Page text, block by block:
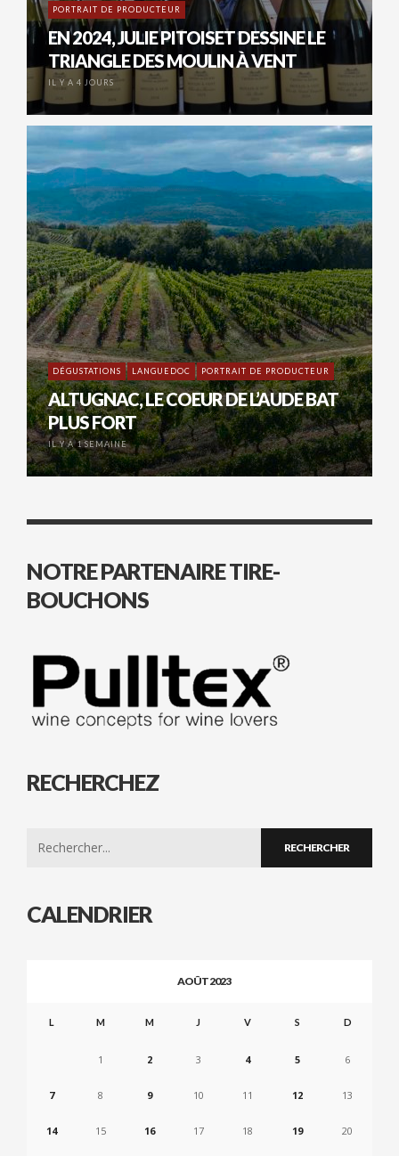
PORTRAIT DE PRODUCTEUR
EN 2024, JULIE PITOISET DESSINE LE
TRIANGLE DES MOULIN À VENT
IL Y A 4 JOURS
DÉGUSTATIONS LANGUEDOC PORTRAIT DE PRODUCTEUR
ALTUGNAC, LE COEUR DE L’AUDE BAT
PLUS FORT
IL Y A 1 SEMAINE
NOTRE PARTENAIRE TIRE-
BOUCHONS
RECHERCHEZ
CALENDRIER
AOÛT 2023
L M M J V S D
1 2 3 4 5 6
7 8 9 10 11 12 13
14 15 16 17 18 19 20